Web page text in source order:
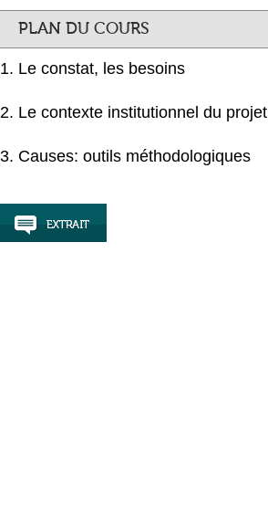
PLAN DU COURS
1. Le constat, les besoins
2. Le contexte institutionnel du projet
3. Causes: outils méthodologiques